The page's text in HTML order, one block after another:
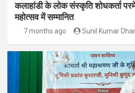
कलाहांडी के लोक संस्कृति शोधकर्ता
महोत्सव में सम्मानित
7 months ago Sunil Kumar